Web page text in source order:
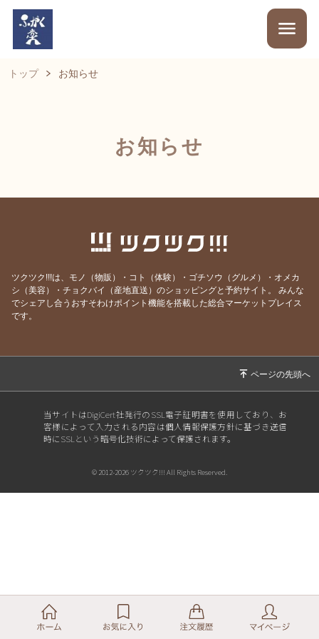
トップ お知らせ
お知らせ
ツクツク!!!は、モノ（物販）・コト（体験）・ゴチソウ（グルメ）・オメカ
シ（美容）・チョクバイ（産地直送）のショッピングと予約サイト。
みんな
でシェアし合うおすそわけポイント機能を搭載した総合マーケットプレイス
です。
当サイトはDigiCert社発行のSSL電子証明書を使用しており、お
客様によって入力される内容は個人情報保護方針に基づき送信
時にSSLという暗号化技術によって保護されます。
© 2012-2026 ツクツク!!! All Rights Reserved.